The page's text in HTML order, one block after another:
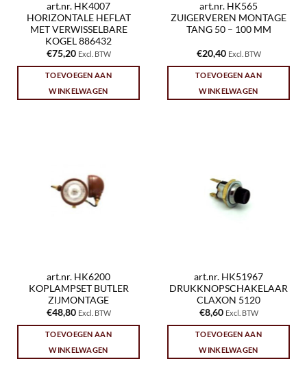
art.nr. HK4007
HORIZONTALE HEFLAT
MET VERWISSELBARE
KOGEL 886432
€75,20 Excl. BTW
TOEVOEGEN AAN
WINKELWAGEN
art.nr. HK565
ZUIGERVEREN MONTAGE
TANG 50 – 100 MM
€20,40 Excl. BTW
TOEVOEGEN AAN
WINKELWAGEN
art.nr. HK6200
KOPLAMPSET BUTLER
ZIJMONTAGE
€48,80 Excl. BTW
TOEVOEGEN AAN
WINKELWAGEN
art.nr. HK51967
DRUKKNOPSCHAKELAAR
CLAXON 5120
€8,60 Excl. BTW
TOEVOEGEN AAN
WINKELWAGEN